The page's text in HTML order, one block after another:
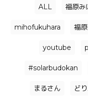
ALL 福原み
mihofukuhara 福
youtube
#solarbudokan
まるさん ど